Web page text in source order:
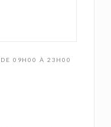
09H00 À 23H00